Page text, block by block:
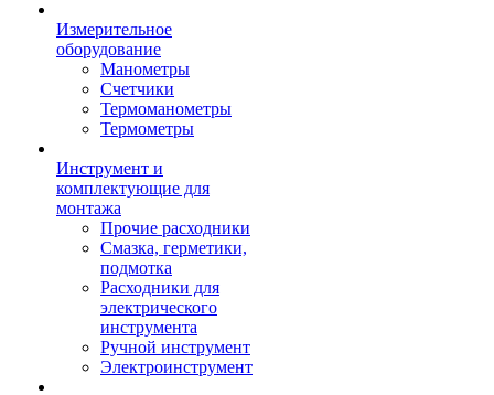
Измерительное
оборудование
Манометры
Счетчики
Термоманометры
Термометры
Инструмент и
комплектующие для
монтажа
Прочие расходники
Смазка, герметики,
подмотка
Расходники для
электрического
инструмента
Ручной инструмент
Электроинструмент